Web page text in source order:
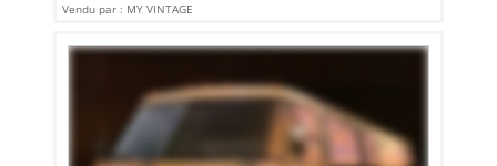
Vendu par : MY VINTAGE